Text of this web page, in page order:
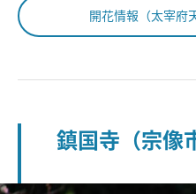
開花情報（太宰府
鎮国寺（宗像